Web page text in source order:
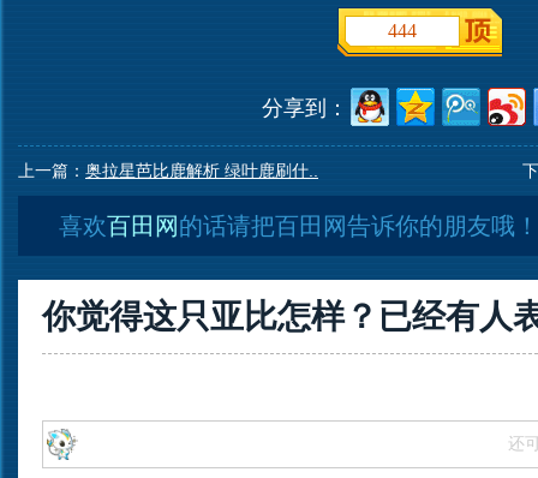
444
分享到：
上一篇： 奥拉星芭比鹿解析 绿叶鹿刷什..
喜欢百田网的话请把百田网告诉你的朋友哦
你觉得这只亚比怎样？已经有人
还